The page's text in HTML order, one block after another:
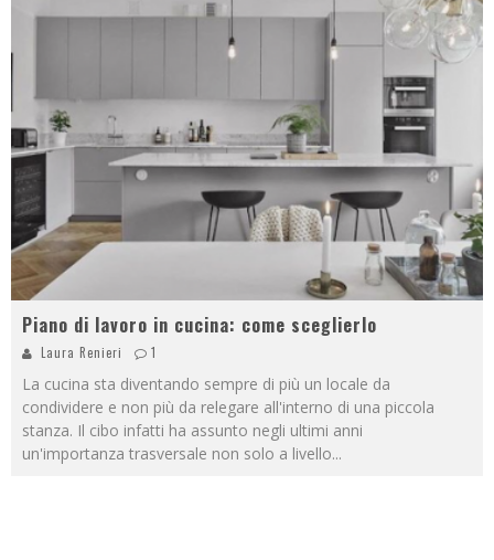
Piano di lavoro in cucina: come sceglierlo
Laura Renieri 1
La cucina sta diventando sempre di più un locale da
condividere e non più da relegare all'interno di una piccola
stanza. Il cibo infatti ha assunto negli ultimi anni
un'importanza trasversale non solo a livello...